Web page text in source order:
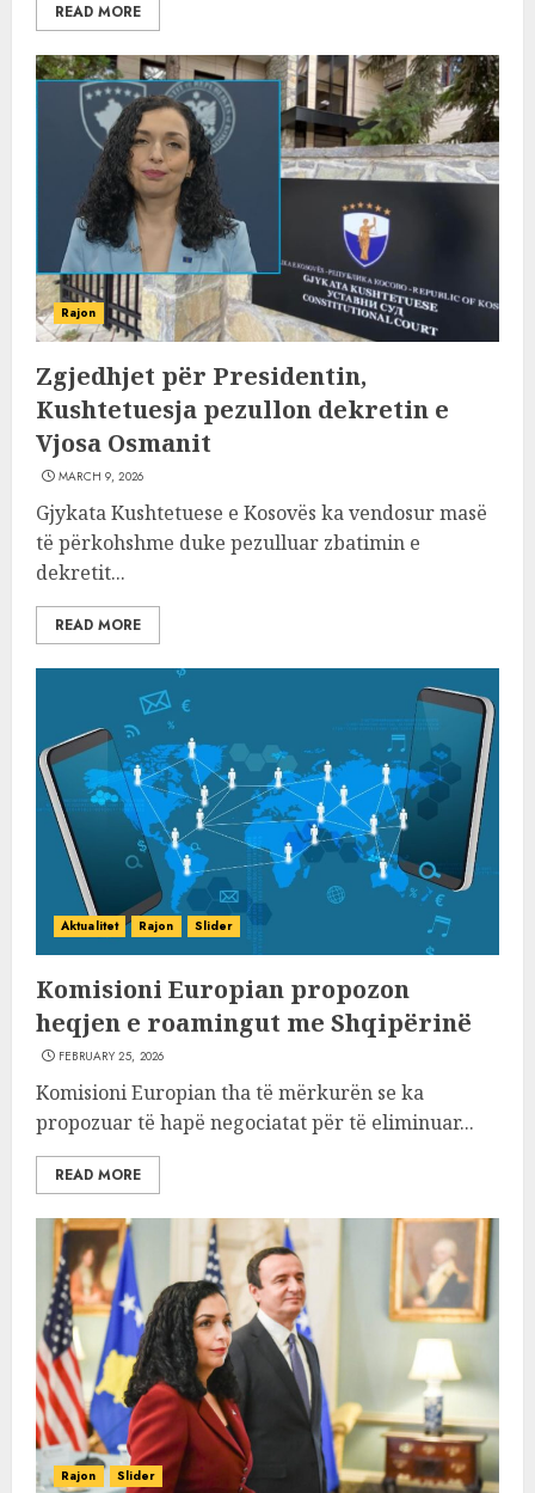
READ MORE
Rajon
Zgjedhjet për Presidentin,
Kushtetuesja pezullon dekretin e
Vjosa Osmanit
MARCH 9, 2026
Gjykata Kushtetuese e Kosovës ka vendosur masë
të përkohshme duke pezulluar zbatimin e
dekretit...
READ MORE
Aktualitet Rajon Slider
Komisioni Europian propozon
heqjen e roamingut me Shqipërinë
FEBRUARY 25, 2026
Komisioni Europian tha të mërkurën se ka
propozuar të hapë negociatat për të eliminuar...
READ MORE
Rajon Slider